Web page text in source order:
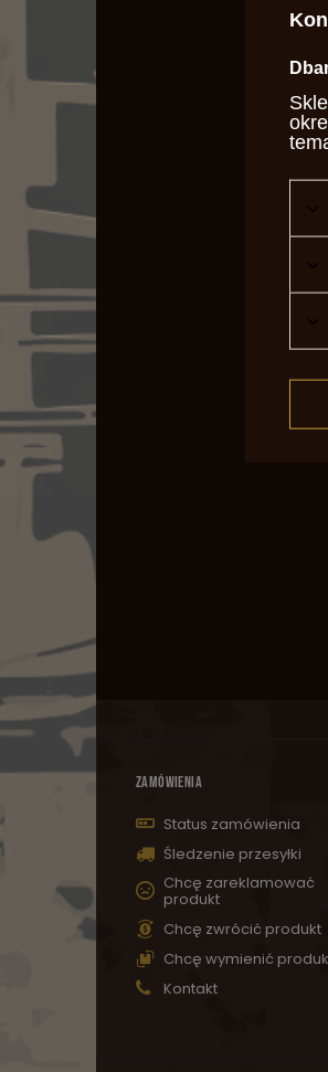
ZAMÓWIENIA
Status zamówienia
Śledzenie przesyłki
Chcę zareklamować
produkt
Chcę zwrócić produkt
Chcę wymienić
Kontakt